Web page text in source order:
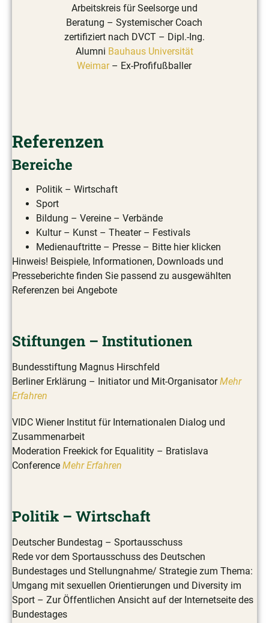
Arbeitskreis für Seelsorge und
Beratung – Systemischer Coach
zertifiziert nach DVCT – Dipl.-Ing.
Alumni Bauhaus Universität
Weimar– Ex-Profifußballer
Referenzen
Bereiche
Politik – Wirtschaft
Sport
Bildung – Vereine – Verbände
Kultur – Kunst – Theater – Festivals
Medienauftritte – Presse – Bitte hier klicken
Hinweis! Beispiele, Informationen, Downloads und
Presseberichte finden Sie passend zu ausgewählten
Referenzen bei Angebote
Stiftungen – Institutionen
Bundesstiftung Magnus Hirschfeld
Berliner Erklärung – Initiator und Mit-Organisator Mehr
Erfahren
VIDC Wiener Institut für Internationalen Dialog und
Zusammenarbeit
Moderation Freekick for Equalitity – Bratislava
Conference Mehr Erfahren
Politik – Wirtschaft
Deutscher Bundestag – Sportausschuss
Rede vor dem Sportausschuss des Deutschen
Bundestages und Stellungnahme/ Strategie zum Thema:
Umgang mit sexuellen Orientierungen und Diversity im
Sport – Zur Öffentlichen Ansicht auf der Internetseite des
Bundestages